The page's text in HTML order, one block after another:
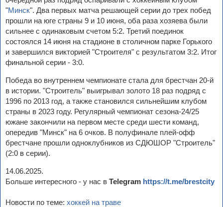
"Минск". Два первых матча решающей серии до трех побед
прошли на юге страны 9 и 10 июня, оба раза хозяева были
сильнее с одинаковым счетом 5:2. Третий поединок
состоялся 14 июня на стадионе в столичном парке Горького
и завершился викторией "Строителя" с результатом 3:2. Итог
финальной серии - 3:0.
Победа во внутреннем чемпионате стала для брестчан 20-й
в истории. "Строитель" выигрывал золото 18 раз подряд с
1996 по 2013 год, а также становился сильнейшим клубом
страны в 2023 году. Регулярный чемпионат сезона-24/25
южане закончили на первом месте среди шести команд,
опередив "Минск" на 6 очков. В полуфинале плей-офф
брестчане прошли одноклубников из СДЮШОР "Строитель"
(2:0 в серии).
14.06.2025.
Больше интересного - у нас в Telegram https://t.me/brestcity
Новости по теме: хоккей на траве